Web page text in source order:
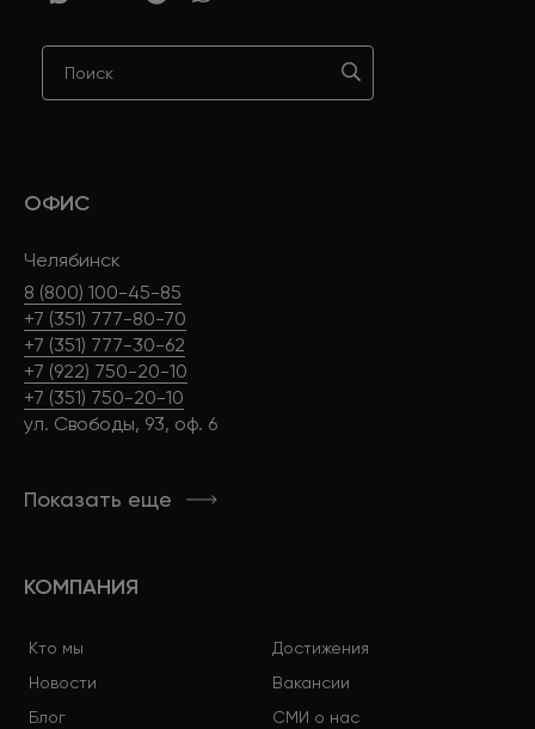
ОФИС
Челябинск
8 (800) 100-45-85
+7 (351) 777-80-70
+7 (351) 777-30-62
+7 (922) 750-20-10
+7 (351) 750-20-10
ул. Свободы, 93, оф. 6
Показать еще
КОМПАНИЯ
Кто мы
Достижения
Новости
Вакансии
Блог
СМИ о нас